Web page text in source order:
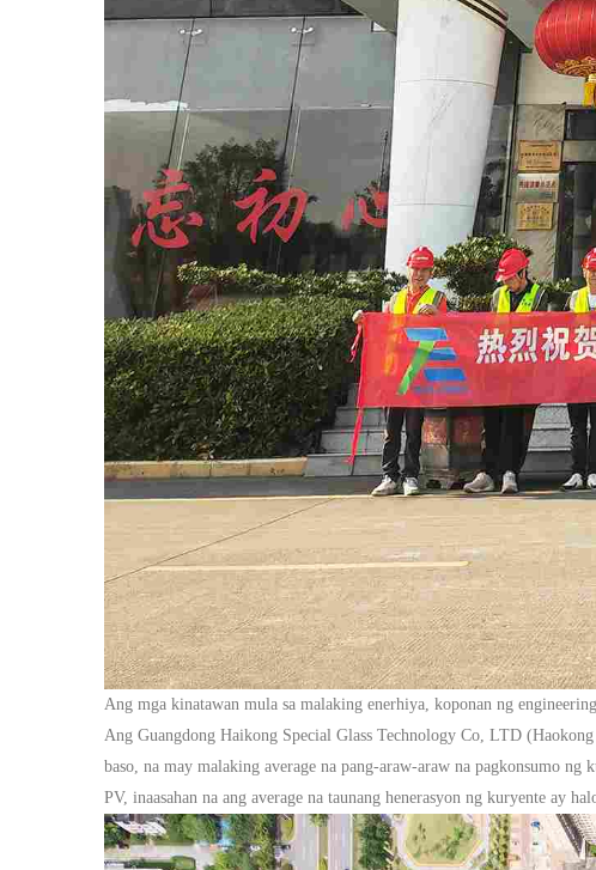
Ang mga kinatawan mula sa malaking enerhiya, koponan ng
Ang Guangdong Haikong Special Glass Technology Co, LTD
baso, na may malaking average na pang-araw-araw na pagkonsumo
PV, inaasahan na ang average na taunang henerasyon ng kuryente ay